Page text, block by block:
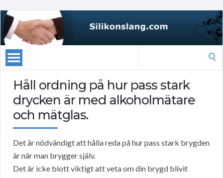
Håll ordning på hur pass stark
drycken är med alkoholmätare
och mätglas.
Det är nödvändigt att hålla reda på hur pass stark brygden
är när man brygger själv.
Det är icke blott viktigt att veta om din brygd blivit